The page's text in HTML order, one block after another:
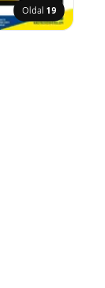
Oldal 19